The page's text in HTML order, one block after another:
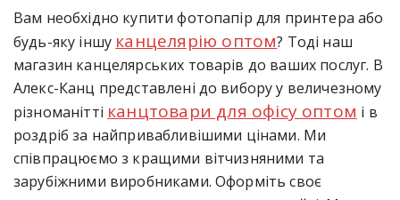
Вам необхідно купити фотопапір для принтера або
будь-яку іншу канцелярію оптом? Тоді наш
магазин канцелярських товарів до ваших послуг. В
Алекс-Канц представлені до вибору у величезному
різноманітті канцтовари для офісу оптом і в
роздріб за найпривабливішими цінами. Ми
співпрацюємо з кращими вітчизняними та
зарубіжними виробниками. Оформіть своє